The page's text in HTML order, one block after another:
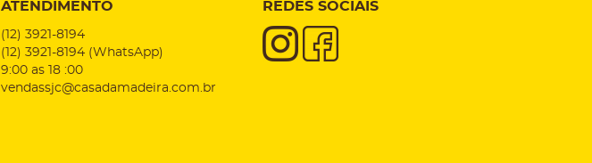
ATENDIMENTO
(12) 3921-8194
(12) 3921-8194 (WhatsApp)
9:00 as 18 :00
vendassjc@casadamadeira.com.br
REDES SOCIAIS